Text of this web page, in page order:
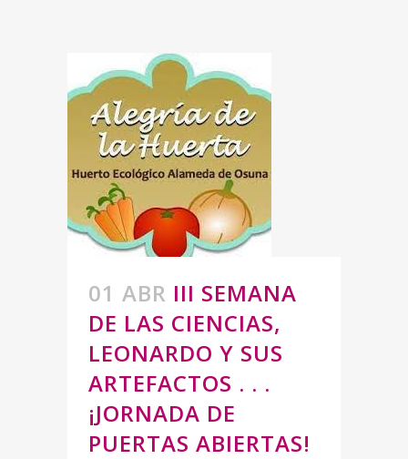
01 ABR III SEMANA
DE LAS CIENCIAS,
LEONARDO Y SUS
ARTEFACTOS . . .
¡JORNADA DE
PUERTAS ABIERTAS!